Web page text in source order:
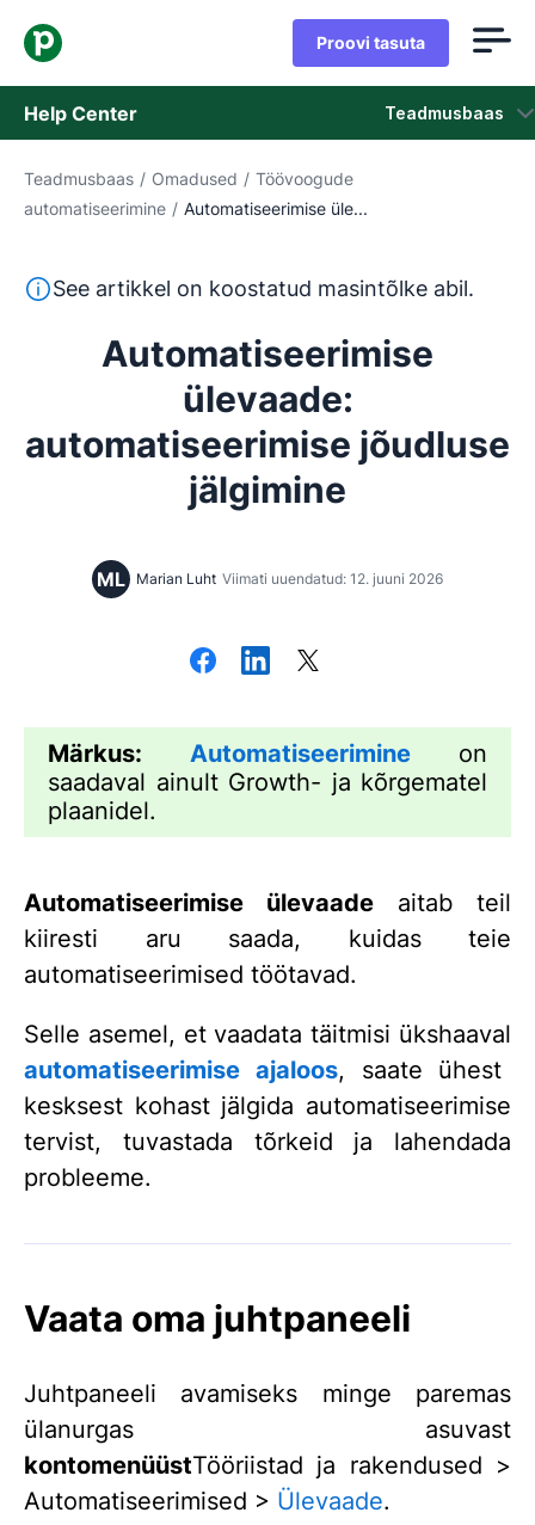
Proovi tasuta
Help Center Teadmusbaas
Teadmusbaas
Võta ühendust klienditoega
Teadmusbaas / Omadused / Töövoogude
automatiseerimine / Automatiseerimise üle...
See tekst on tõlgitud inglise keelest
See artikkel on koostatud masintõlke abil.
Automatiseerimise
ülevaade:
automatiseerimise jõudluse
jälgimine
ML Marian Luht Viimati uuendatud: 12. juuni 2026
Märkus: Automatiseerimine on
saadaval ainult Growth- ja kõrgematel
plaanidel.
Automatiseerimise ülevaade aitab teil
kiiresti aru saada, kuidas teie
automatiseerimised töötavad.
Selle asemel, et vaadata täitmisi ükshaaval
automatiseerimise ajaloos, saate ühest
kesksest kohast jälgida automatiseerimise
tervist, tuvastada tõrkeid ja lahendada
probleeme.
Vaata oma juhtpaneeli
Juhtpaneeli avamiseks minge paremas
ülanurgas asuvast
kontomenüüstTööriistad ja rakendused >
Automatiseerimised > Ülevaade.